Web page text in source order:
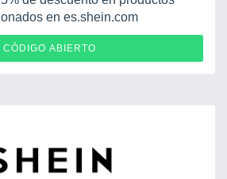
en es.shein.com
CÓDIGO ABIERTO25BFCSOYGINGER034